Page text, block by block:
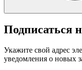
Подписаться
Укажите свой адрес
уведомления о новых